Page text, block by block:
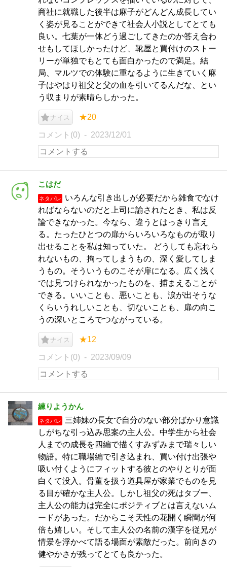
商社に就職した後半は麻子がどんどん成長してい
く姿が見ることができて社会人小説としてとても
良い。七葉が一体どう過ごしてきたのか答え合わ
せもしてほしかったけど、靴屋と買付けのストー
リーが単独でもとても面白かったので満足。結
局、マルツでの体験に重なるように生きていく麻
子はやはり祖父と父の血を引いてるんだな、とい
う収まりが素晴らしかった。
ナイス ★20
コメント(0) 2023/12/01
こはだ
ネタバレ
いろんな引き出しが必要だから雑食でなけ
ればならないのだと上司に諭されたとき、私は反
論できなかった。今なら、違うとはっきり言え
る。たったひとつの扉からいろいろなものが取り
出せることを私は知っていた。 どうしても忘れら
れないもの、拘ってしまうもの、深く愛してしま
うもの。そういうものこそが扉になる。広く浅く
では見つけられなかったものを、捕まえることが
できる。いいことも、悪いことも、涙が出そうな
くらいうれしいことも、切ないことも、扉の向こ
うの深いところでつながっている。
ナイス ★12
コメント(0) 2023/09/09
練りようかん
ネタバレ
三姉妹の長女で自分のない部分ばかり意識
しがちな引っ込み思案の主人公。中学生から社会
人までの成長を四編で描くすみずみまで瑞々しい
物語。特に職場編で引き込まれ、買い付け出張や
吸い付くようにフィットする彼とのやりとりが面
白くて没入。骨董を扱う道具屋が家業でものを見
る目が確かな主人公。しかし祖父の死はタブー、
主人公の能力は完全にポジティブとは言えないム
ードがあった。だからこそ天性の花開く瞬間が何
倍も嬉しい。そして主人公の名前の漢字を従兄が
情景を浮かべて語る場面が素敵だった。前向きの
健やかさが残ってとても良かった。